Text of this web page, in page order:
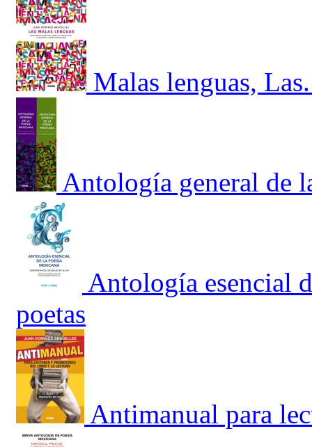
Malas lenguas,
Antología general de
Antología esencial
poetas
Antimanual para